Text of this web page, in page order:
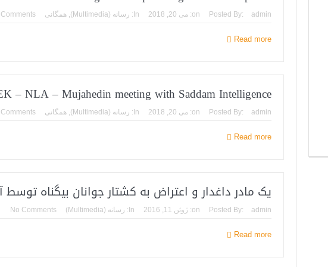
Posted By: admin
on: می 20, 2018 In: رسانه (Multimedia) ,همگانی Comments
Read more
– NLA – Mujahedin meeting with Saddam Intelligence
Posted By: admin
on: می 20, 2018 In: رسانه (Multimedia) ,همگانی Comments
Read more
یک مادر داغدار و اعتراض به کشتار جوانان بیگناه توسط
Posted By: admin
on: ژوئن 11, 2016 In: رسانه (Multimedia) No Comments
Read more